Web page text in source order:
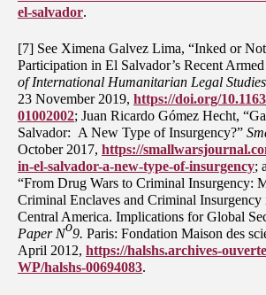
el-salvador.
[7] See Ximena Galvez Lima, “Inked or
Participation in El Salvador’s Recent
of International Humanitarian Legal Studies
23 November 2019, https://doi.org/
01002002; Juan Ricardo Gómez Hecht,
Salvador: A New Type of Insurgency?”
October 2017, https://
in-el-salvador-a-new-type-of-insurgency;
“From Drug Wars to Criminal Insurgency:
Criminal Enclaves and Criminal
Central America. Implications for Global
Paper No9. Paris: Fondation Maison des
April 2012, https://halshs.archives-
WP/halshs-00694083.